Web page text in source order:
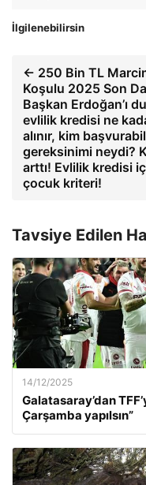
İlgilenebilirsin
← 250 Bin TL
Koşulu 2025 Son
Başkan Erdoğan’ı
evlilik kredisi ne
alınır, kim
gereksinimi neydi?
arttı! Evlilik kredisi
çocuk kriteri!
Tavsiye Edilen
14/12/2025
Galatasaray’dan
Çarşamba yapılsın”